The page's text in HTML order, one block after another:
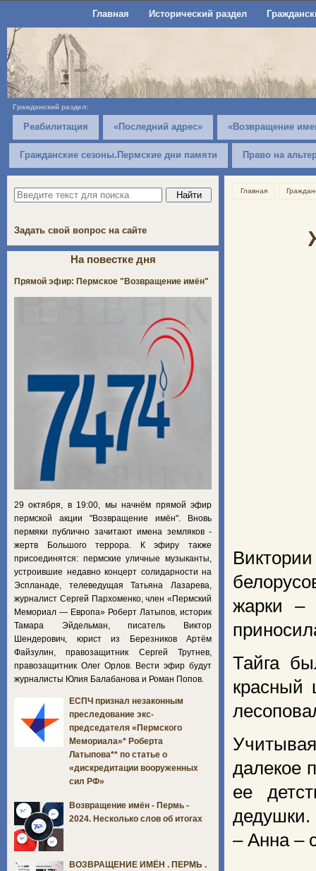
Главная Исторический раздел
Гражданский раздел:
Реабилитация «Последний адрес» «Возвращение
Гражданские сезоны.Пермские дни памяти Право на
Главная
жарки –
Тайга
красный
далекое
ее
дедушки.
– Анна –
Задать свой вопрос на сайте
На повестке дня
Прямой эфир: Пермское "Возвращение имён"
29 октября, в 19:00, мы начнём прямой эфир
пермской акции "Возвращение имён". Вновь
пермяки публично зачитают имена земляков -
жертв Большого террора. К эфиру также
присоединятся: пермские уличные музыканты,
устроившие недавно концерт солидарности на
Эспланаде, телеведущая Татьяна Лазарева,
журналист Сергей Пархоменко, член «Пермский
Мемориал — Европа» Роберт Латыпов, историк
Тамара Эйдельман, писатель Виктор
Шендерович, юрист из Березников Артём
Файзулин, правозащитник Сергей Трутнев,
правозащитник Олег Орлов. Вести эфир будут
журналисты Юлия Балабанова и Роман Попов.
ЕСПЧ признал незаконным
преследование экс-
председателя «Пермского
Мемориала»* Роберта
Латыпова** по статье о
«дискредитации вооруженных
сил РФ»
Возвращение имён - Пермь -
2024. Несколько слов об итогах
ВОЗВРАЩЕНИЕ ИМЁН . ПЕРМЬ .